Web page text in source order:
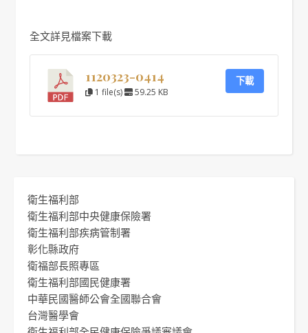
全文詳見檔案下載
1120323-0414
1 file(s) 59.25 KB
下載
衛生福利部
衛生福利部中央健康保險署
衛生福利部疾病管制署
彰化縣政府
衛福部長照專區
衛生福利部國民健康署
中華民國醫師公會全國聯合會
台灣醫學會